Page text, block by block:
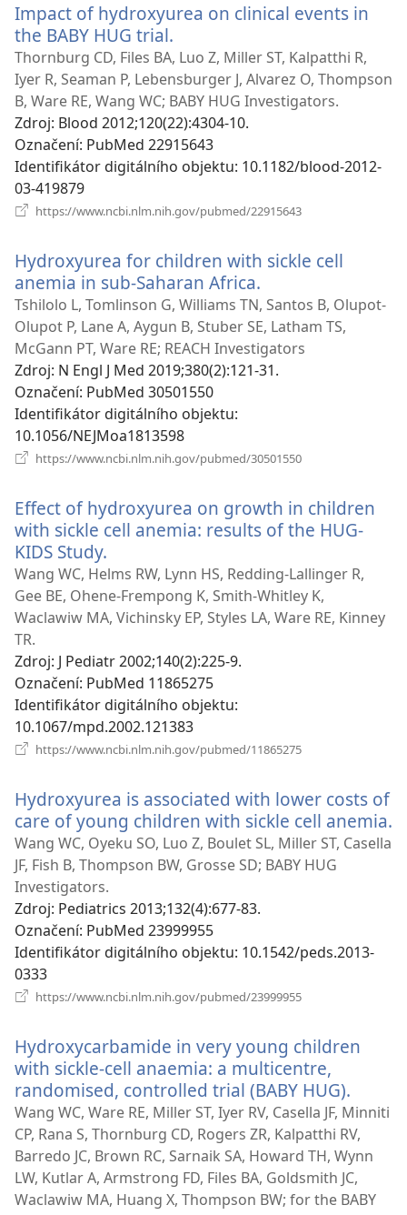
Impact of hydroxyurea on clinical events in
the BABY HUG trial.
nové
okno)
Thornburg CD, Files BA, Luo Z, Miller ST, Kalpatthi R,
Iyer R, Seaman P, Lebensburger J, Alvarez O, Thompson
B, Ware RE, Wang WC; BABY HUG Investigators.
Zdroj‎: Blood 2012;120(22):4304-10.
Označení‎: PubMed 22915643
Identifikátor digitálního objektu‎: 10.1182/blood-2012-
03-419879
https://www.ncbi.nlm.nih.gov/pubmed/22915643
Hydroxyurea for children with sickle cell
anemia in sub-Saharan Africa.
nové
okno)
Tshilolo L, Tomlinson G, Williams TN, Santos B, Olupot-
Olupot P, Lane A, Aygun B, Stuber SE, Latham TS,
McGann PT, Ware RE; REACH Investigators
Zdroj‎: N Engl J Med 2019;380(2):121-31.
Označení‎: PubMed 30501550
Identifikátor digitálního objektu‎:
10.1056/NEJMoa1813598
https://www.ncbi.nlm.nih.gov/pubmed/30501550
Effect of hydroxyurea on growth in children
with sickle cell anemia: results of the HUG-
KIDS Study.
nové
okno)
Wang WC, Helms RW, Lynn HS, Redding-Lallinger R,
Gee BE, Ohene-Frempong K, Smith-Whitley K,
Waclawiw MA, Vichinsky EP, Styles LA, Ware RE, Kinney
TR.
Zdroj‎: J Pediatr 2002;140(2):225-9.
Označení‎: PubMed 11865275
Identifikátor digitálního objektu‎:
10.1067/mpd.2002.121383
https://www.ncbi.nlm.nih.gov/pubmed/11865275
Hydroxyurea is associated with lower costs of
care of young children with sickle cell anemia.
Wang WC, Oyeku SO, Luo Z, Boulet SL, Miller ST, Casella
JF, Fish B, Thompson BW, Grosse SD; BABY HUG
Investigators.
Zdroj‎: Pediatrics 2013;132(4):677-83.
Označení‎: PubMed 23999955
Identifikátor digitálního objektu‎: 10.1542/peds.2013-
0333
https://www.ncbi.nlm.nih.gov/pubmed/23999955
Hydroxycarbamide in very young children
with sickle-cell anaemia: a multicentre,
randomised, controlled trial (BABY HUG).
nové
okno)
Wang WC, Ware RE, Miller ST, Iyer RV, Casella JF, Minniti
CP, Rana S, Thornburg CD, Rogers ZR, Kalpatthi RV,
Barredo JC, Brown RC, Sarnaik SA, Howard TH, Wynn
LW, Kutlar A, Armstrong FD, Files BA, Goldsmith JC,
Waclawiw MA, Huang X, Thompson BW; for the BABY